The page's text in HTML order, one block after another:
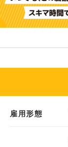
雇用形態